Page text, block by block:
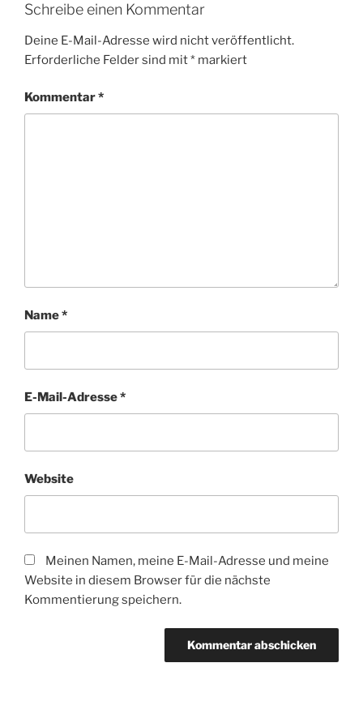
Schreibe einen Kommentar
Deine E-Mail-Adresse wird nicht veröffentlicht.
Erforderliche Felder sind mit* markiert
Kommentar*
Name*
E-Mail-Adresse*
Website
Meinen Namen, meine E-Mail-Adresse und meine
Website in diesem Browser für die nächste
Kommentierung speichern.